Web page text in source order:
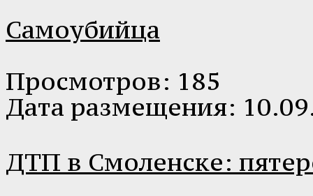
Самоубийца
Просмотров: 185
Дата размещения:
ДТП в Смоленске: